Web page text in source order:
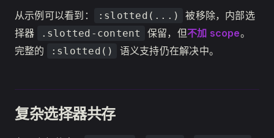
从示例可以看到： :slotted(...)
被移除，内部选
择器
.slotted-content 保留，但不加 scope。
完整的
:slotted() 语义支持仍在解决中。
复杂选择器共存